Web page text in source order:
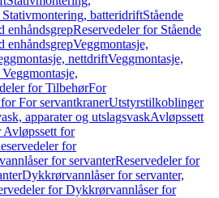
batteridriftStående
enhåndsgrepReservedeler for Stående
enhåndsgrepVeggmontasje,
nettdriftVeggmontasje,
for TilbehørFor
For servantkranerUtstyrstilkoblinger
apparater og utslagsvaskAvløpssett
Avløpssett for
for
for servanterReservedeler for
Dykkrørvannlåser for servanter,
for Dykkrørvannlåser for